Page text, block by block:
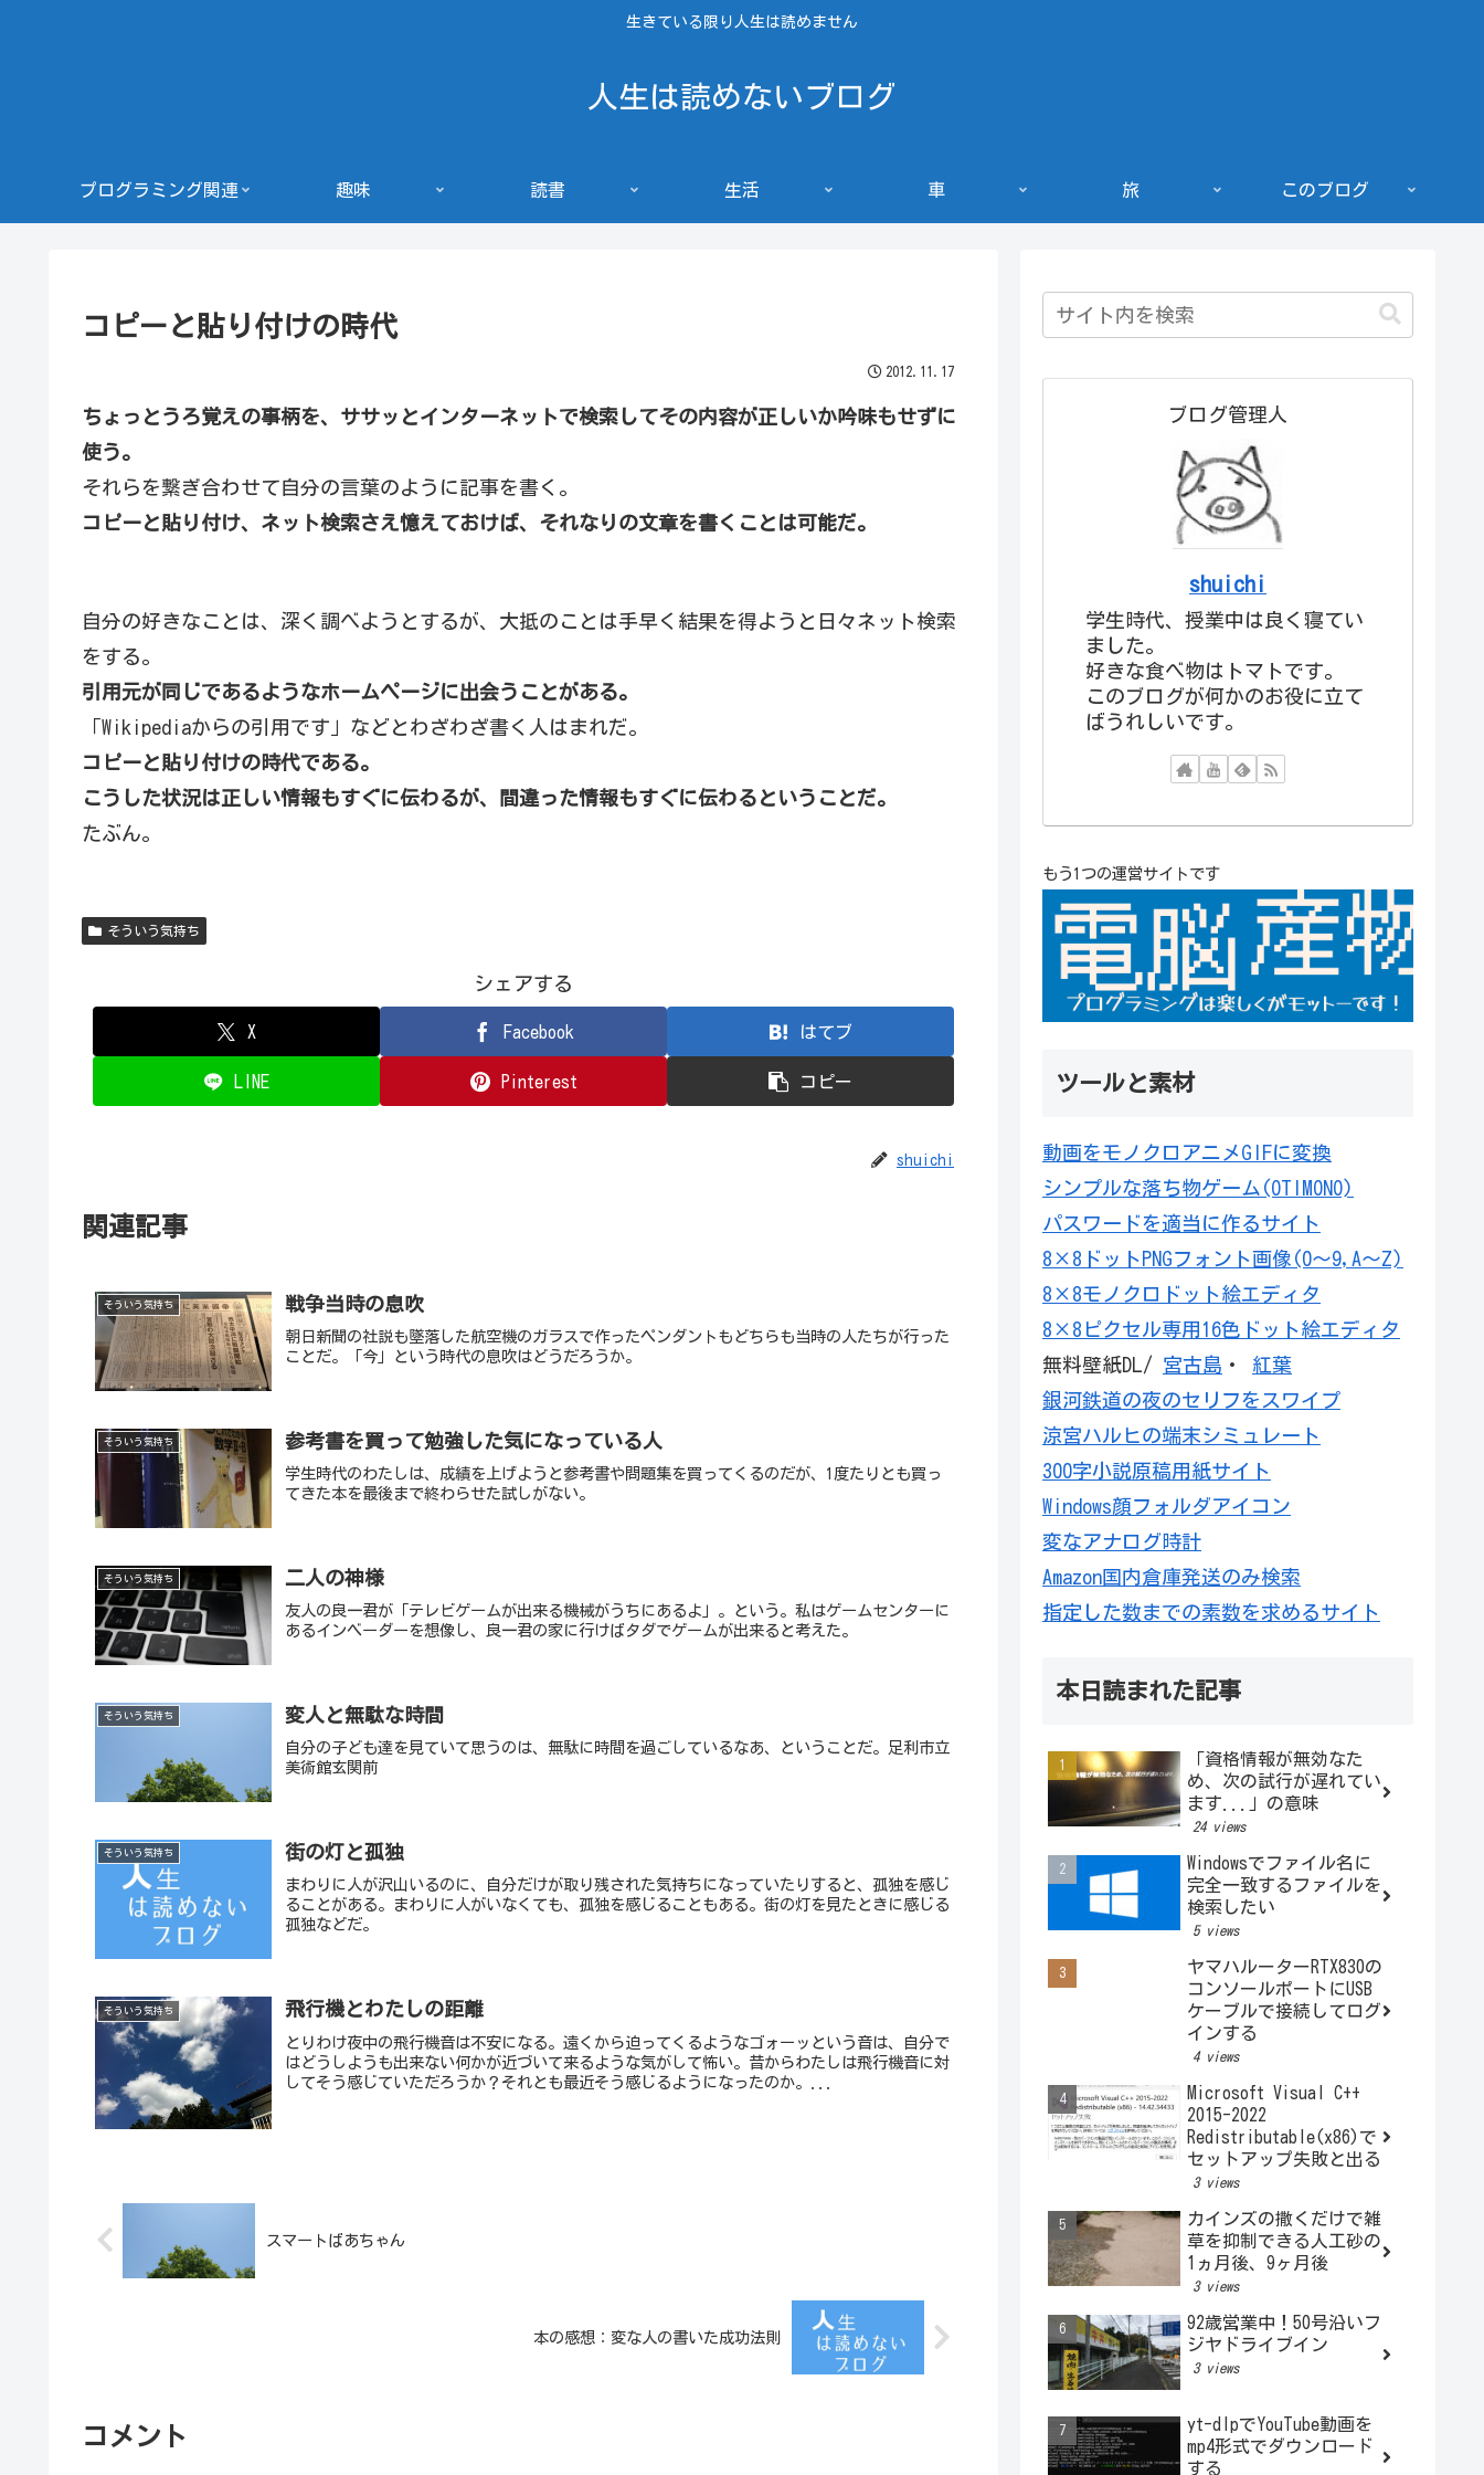
生きている限り人生は読めません
人生は読めないブログ
プログラミング関連 趣味 読書 生活 車 旅 このブログ
コピーと貼り付けの時代
2012.11.17
ちょっとうろ覚えの事柄を、ササッとインターネットで検索してその内容が正しいか吟味もせずに
使う。
それらを繋ぎ合わせて自分の言葉のように記事を書く。
コピーと貼り付け、ネット検索さえ憶えておけば、それなりの文章を書くことは可能だ。
自分の好きなことは、深く調べようとするが、大抵のことは手早く結果を得ようと日々ネット検索
をする。
引用元が同じであるようなホームページに出会うことがある。
「Wikipediaからの引用です」などとわざわざ書く人はまれだ。
コピーと貼り付けの時代である。
こうした状況は正しい情報もすぐに伝わるが、間違った情報もすぐに伝わるということだ。
たぶん。
そういう気持ち
シェアする
X Facebook はてブ
LINE Pinterest コピー
shuichi
関連記事
そういう気持ち 戦争当時の息吹
朝日新聞の社説も墜落した航空機のガラスで作ったペンダントもどちらも当時の人たちが行った
ことだ。「今」という時代の息吹はどうだろうか。
そういう気持ち 参考書を買って勉強した気になっている人
学生時代のわたしは、成績を上げようと参考書や問題集を買ってくるのだが、1度たりとも買っ
てきた本を最後まで終わらせた試しがない。
そういう気持ち 二人の神様
友人の良一君が「テレビゲームが出来る機械がうちにあるよ」。という。私はゲームセンターに
あるインベーダーを想像し、良一君の家に行けばタダでゲームが出来ると考えた。
そういう気持ち 変人と無駄な時間
自分の子ども達を見ていて思うのは、無駄に時間を過ごしているなあ、ということだ。足利市立
美術館玄関前
そういう気持ち 街の灯と孤独
まわりに人が沢山いるのに、自分だけが取り残された気持ちになっていたりすると、孤独を感じ
ることがある。まわりに人がいなくても、孤独を感じることもある。街の灯を見たときに感じる
孤独などだ。
そういう気持ち 飛行機とわたしの距離
とりわけ夜中の飛行機音は不安になる。遠くから迫ってくるようなゴォーッという音は、自分で
はどうしようも出来ない何かが近づいて来るような気がして怖い。昔からわたしは飛行機音に対
してそう感じていただろうか？それとも最近そう感じるようになったのか。...
スマートばあちゃん
本の感想：変な人の書いた成功法則
コメント
ブログ管理人
shuichi
学生時代、授業中は良く寝てい
ました。
好きな食べ物はトマトです。
このブログが何かのお役に立て
ばうれしいです。
もう1つの運営サイトです
ツールと素材
動画をモノクロアニメGIFに変換
シンプルな落ち物ゲーム(OTIMONO)
パスワードを適当に作るサイト
8×8ドットPNGフォント画像(0～9,A～Z)
8×8モノクロドット絵エディタ
8×8ピクセル専用16色ドット絵エディタ
無料壁紙DL/ 宮古島 ・ 紅葉
銀河鉄道の夜のセリフをスワイプ
涼宮ハルヒの端末シミュレート
300字小説原稿用紙サイト
Windows顔フォルダアイコン
変なアナログ時計
Amazon国内倉庫発送のみ検索
指定した数までの素数を求めるサイト
本日読まれた記事
「資格情報が無効なた
め、次の試行が遅れてい
ます...」の意味
24 views
Windowsでファイル名に
完全一致するファイルを
検索したい
5 views
ヤマハルーターRTX830の
コンソールポートにUSB
ケーブルで接続してログ
インする
4 views
Microsoft Visual C++
2015-2022
Redistributable(x86)で
セットアップ失敗と出る
3 views
カインズの撒くだけで雑
草を抑制できる人工砂の
1ヵ月後、9ヶ月後
3 views
92歳営業中！50号沿いフ
ジヤドライブイン
3 views
yt-dlpでYouTube動画を
mp4形式でダウンロード
する